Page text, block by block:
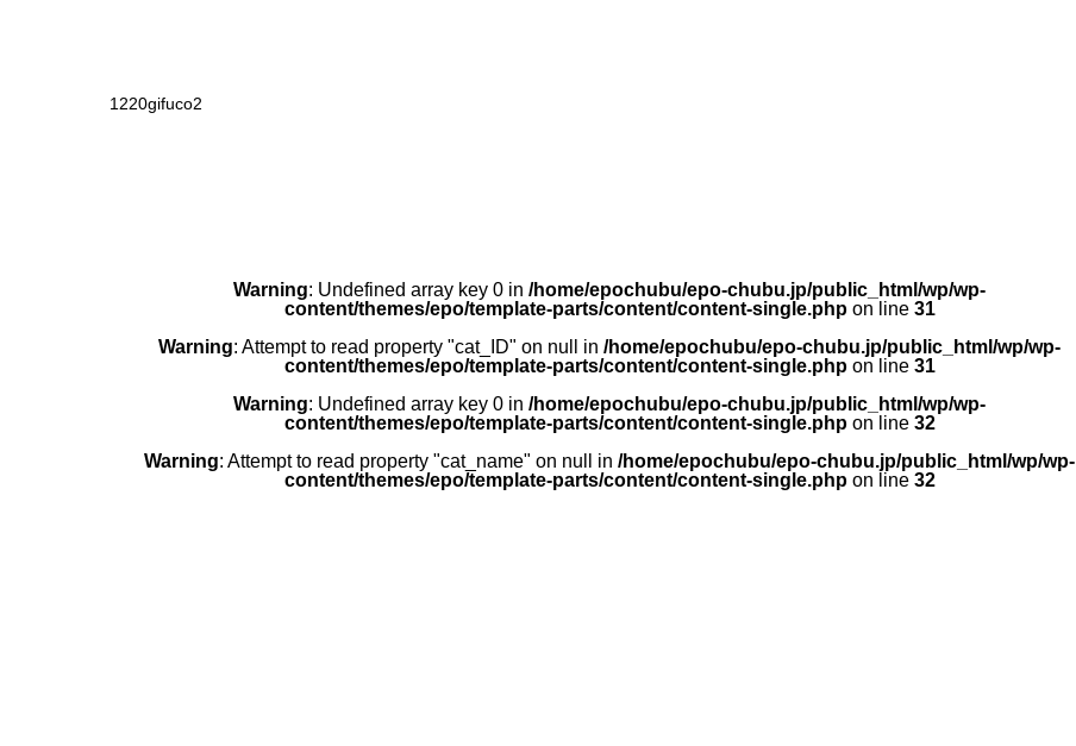
1220gifuco2
Warning: Undefined array key 0 in /home/epochubu/epo-chubu.jp/public_html/wp/wp-
content/themes/epo/template-parts/content/content-single.phpon line 31
Warning: Attempt to read property "cat_ID" on null in /home/epochubu/epo-chubu.jp/public_html/wp/wp-
content/themes/epo/template-parts/content/content-single.phpon line 31
Warning: Undefined array key 0 in /home/epochubu/epo-chubu.jp/public_html/wp/wp-
content/themes/epo/template-parts/content/content-single.phpon line 32
Warning: Attempt to read property "cat_name" on null in /home/epochubu/epo-chubu.jp/public_html/wp/wp-
content/themes/epo/template-parts/content/content-single.phpon line 32